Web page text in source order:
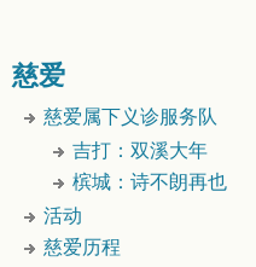
慈爱
慈爱属下义诊服务队
吉打：双溪大年
槟城：诗不朗再也
活动
慈爱历程